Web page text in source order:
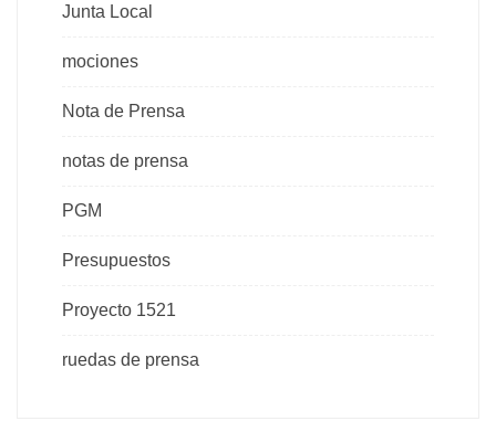
Junta Local
mociones
Nota de Prensa
notas de prensa
PGM
Presupuestos
Proyecto 1521
ruedas de prensa